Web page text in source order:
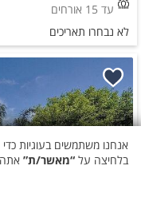
אנחנו משתמשים בעוגיות
בלחיצה על “מאשר/ת” אתה
עד 15 אורחים
לא נבחרו תאריכים